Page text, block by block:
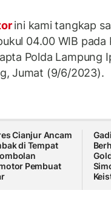
ini kami tangkap
04.00 WIB pada
Polda Lampung
Jumat (9/6/2023).
Cianjur Ancam
di Tempat
Pembuat